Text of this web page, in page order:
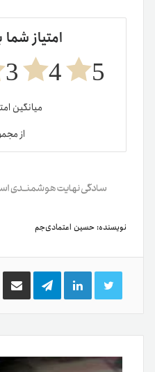
امتیاز
5
4
3
میانگین
از
نویسنده: حسین اعتمادی‌جم
توییتر لینکدینتلگرام
گذاری